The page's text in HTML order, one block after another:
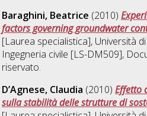
Baraghini, Beatrice (2010)
factors governing groundwater
[Laurea specialistica], Università
Ingegneria civile [LS-DM509],
riservato.
D’Agnese, Claudia (2010)Effetto
sulla stabilità delle strutture di